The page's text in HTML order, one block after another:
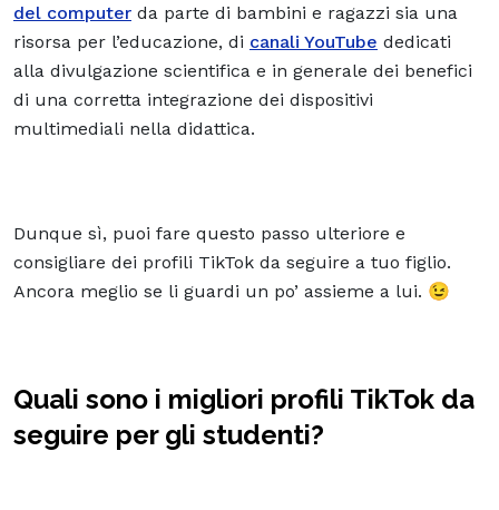
del computer da parte di bambini e ragazzi sia una
risorsa per l’educazione, di canali YouTube dedicati
alla divulgazione scientifica e in generale dei benefici
di una corretta integrazione dei dispositivi
multimediali nella didattica.
Dunque sì, puoi fare questo passo ulteriore e
consigliare dei profili TikTok da seguire a tuo figlio.
Ancora meglio se li guardi un po’ assieme a lui. 😉
Quali sono i migliori profili TikTok da
seguire per gli studenti?